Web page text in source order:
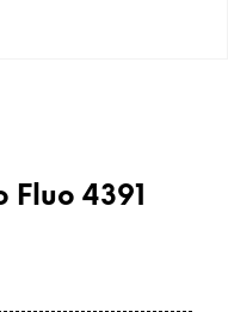
Fluo 4391